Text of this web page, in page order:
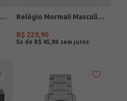
Relógio Condor Masculino PRETO Relógio Mormaii Masculino PRETO
R$ 229,90
5x de R$ 45 98